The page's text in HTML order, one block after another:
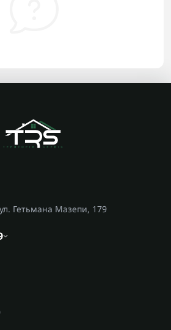
Гетьмана Мазепи, 179